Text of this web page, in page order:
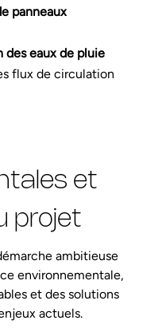
panneaux
des eaux de pluie
flux de circulation
et
projet
ambitieuse
environnementale,
et des solutions
actuels.